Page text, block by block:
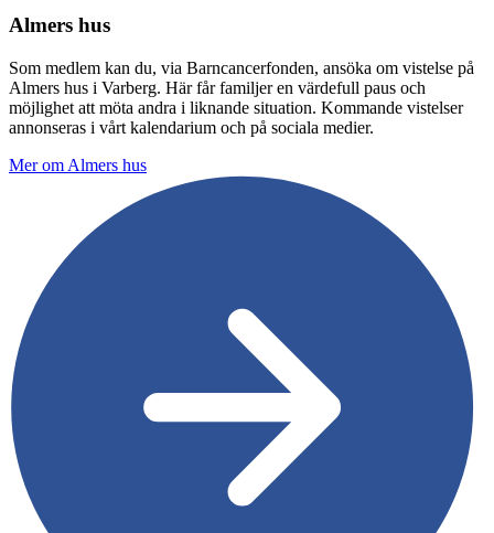
Almers hus
Som medlem kan du, via Barncancerfonden, ansöka om vistelse på
Almers hus i Varberg. Här får familjer en värdefull paus och
möjlighet att möta andra i liknande situation. Kommande vistelser
annonseras i vårt kalendarium och på sociala medier.
Mer om Almers hus